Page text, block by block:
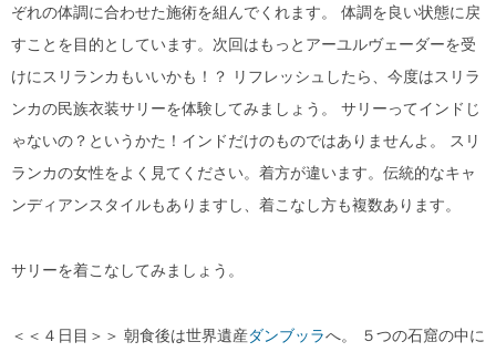
ぞれの体調に合わせた施術を組んでくれます。 体調を良い状態に戻
すことを目的としています。次回はもっとアーユルヴェーダーを受
けにスリランカもいいかも！？ リフレッシュしたら、今度はスリラ
ンカの民族衣装サリーを体験してみましょう。 サリーってインドじ
ゃないの？というかた！インドだけのものではありませんよ。 スリ
ランカの女性をよく見てください。着方が違います。伝統的なキャ
ンディアンスタイルもありますし、着こなし方も複数あります。
サリーを着こなしてみましょう。
＜＜４日目＞＞ 朝食後は世界遺産ダンブッラへ。 ５つの石窟の中に